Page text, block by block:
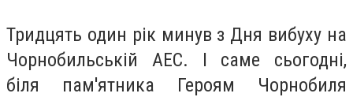
Тридцять один рік минув з Дня вибуху на
Чорнобильській АЕС. І саме сьогодні,
біля пам'ятника Героям Чорнобиля